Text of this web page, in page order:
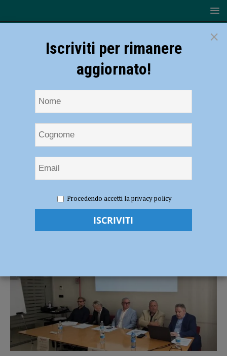
×
Iscriviti per rimanere
aggiornato!
Procedendo accetti la privacy policy